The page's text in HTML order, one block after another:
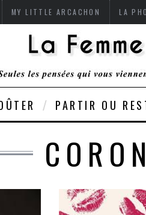
MY LITTLE ARCACHON LA
PARTIR OU